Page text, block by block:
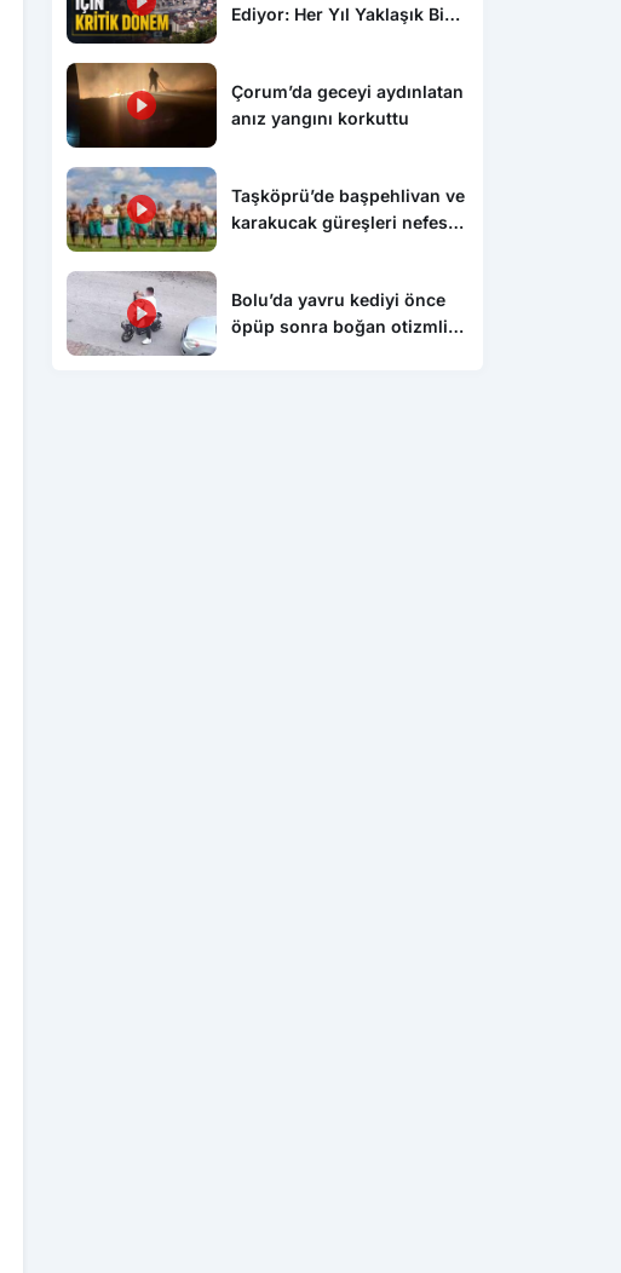
Ediyor: Her Yıl Yaklaşık Bin
Çorum’da geceyi aydınlatan
anız yangını korkuttu
Taşköprü’de başpehlivan ve
karakucak güreşleri nefes
Bolu’da yavru kediyi önce
öpüp sonra boğan otizmli